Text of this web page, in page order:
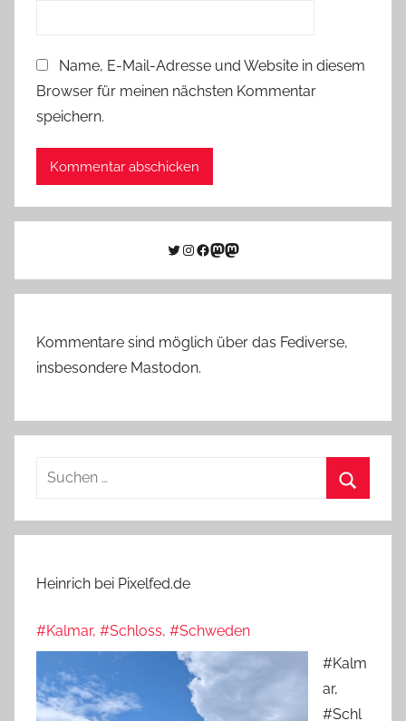
Name, E-Mail-Adresse und Website in diesem
Browser für meinen nächsten Kommentar
speichern.
Twitter
Instagram
Facebook
Link zu Mastodon
Mastodon
Kommentare sind möglich über das Fediverse,
insbesondere Mastodon.
Suchen
Heinrich bei Pixelfed.de
#Kalmar, #Schloss, #Schweden
#Kalm
ar,
#Schl